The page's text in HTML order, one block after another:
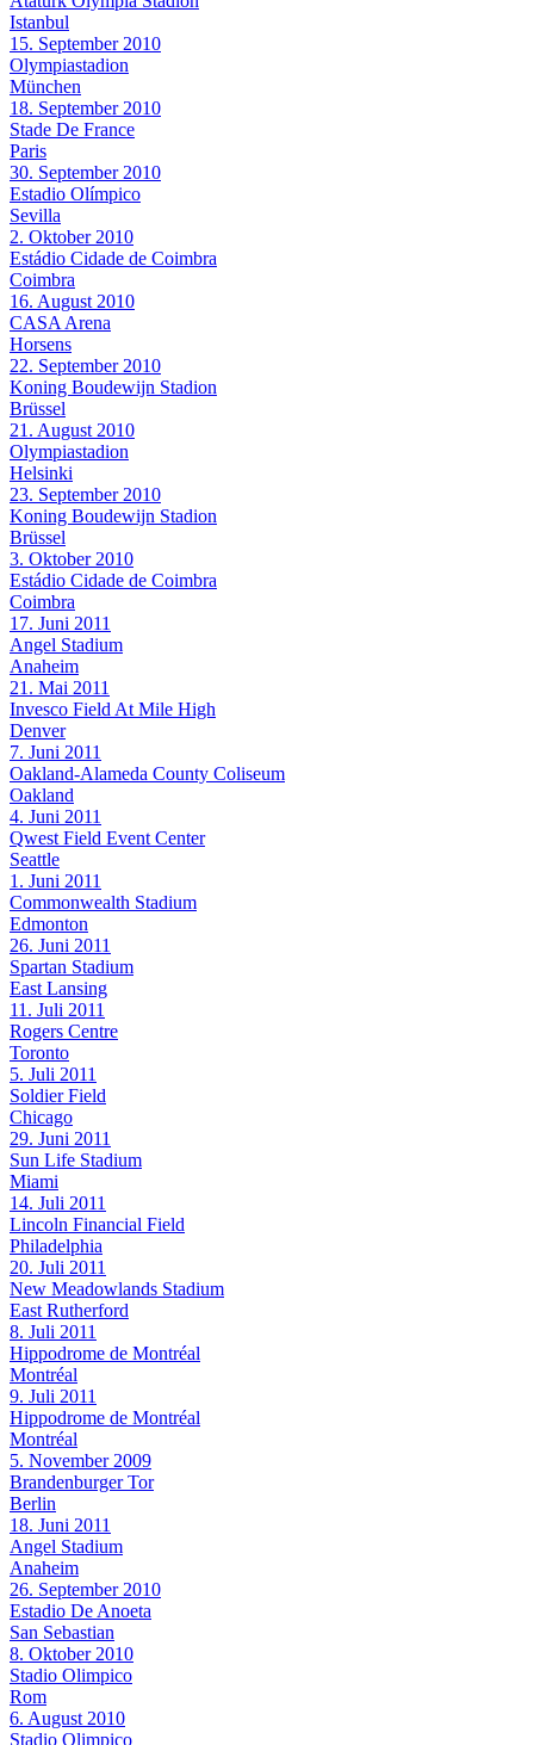
Istanbul
15. September 2010
Olympiastadion
München
18. September 2010
Stade De France
Paris
30. September 2010
Estadio Olímpico
Sevilla
2. Oktober 2010
Estádio Cidade de Coimbra
Coimbra
16. August 2010
CASA Arena
Horsens
22. September 2010
Koning Boudewijn Stadion
Brüssel
21. August 2010
Olympiastadion
Helsinki
23. September 2010
Koning Boudewijn Stadion
Brüssel
3. Oktober 2010
Estádio Cidade de Coimbra
Coimbra
17. Juni 2011
Angel Stadium
Anaheim
21. Mai 2011
Invesco Field At Mile High
Denver
7. Juni 2011
Oakland-Alameda County Coliseum
Oakland
4. Juni 2011
Qwest Field Event Center
Seattle
1. Juni 2011
Commonwealth Stadium
Edmonton
26. Juni 2011
Spartan Stadium
East Lansing
11. Juli 2011
Rogers Centre
Toronto
5. Juli 2011
Soldier Field
Chicago
29. Juni 2011
Sun Life Stadium
Miami
14. Juli 2011
Lincoln Financial Field
Philadelphia
20. Juli 2011
New Meadowlands Stadium
East Rutherford
8. Juli 2011
Hippodrome de Montréal
Montréal
9. Juli 2011
Hippodrome de Montréal
Montréal
5. November 2009
Brandenburger Tor
Berlin
18. Juni 2011
Angel Stadium
Anaheim
26. September 2010
Estadio De Anoeta
San Sebastian
8. Oktober 2010
Stadio Olimpico
Rom
6. August 2010
Stadio Olimpico